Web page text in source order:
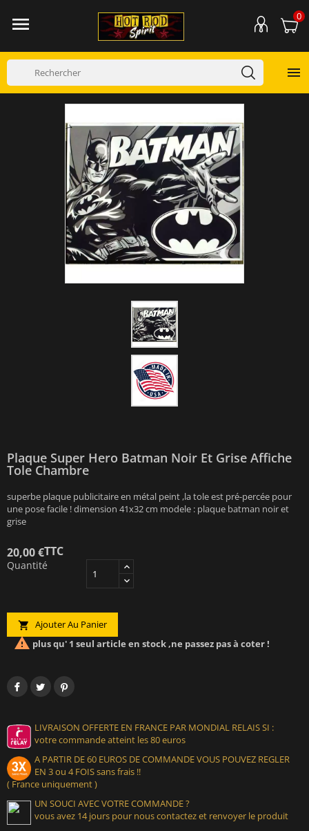
 0

Plaque Super Hero Batman Noir Et Grise Affiche
Tole Chambre
superbe plaque publicitaire en métal peint ,la tole est pré-percée pour
une pose facile ! dimension 41x32 cm modele : plaque batman noir et
grise
20,00 €TTC
Quantité
 Ajouter Au Panier
 plus qu' 1 seul article en stock ,ne passez pas à coter !
LIVRAISON OFFERTE EN FRANCE PAR MONDIAL RELAIS SI :
votre commande atteint les 80 euros
A PARTIR DE 60 EUROS DE COMMANDE VOUS POUVEZ REGLER
EN 3 ou 4 FOIS sans frais !!
( France uniquement )
UN SOUCI AVEC VOTRE COMMANDE ?
vous avez 14 jours pour nous contactez et renvoyer le produit